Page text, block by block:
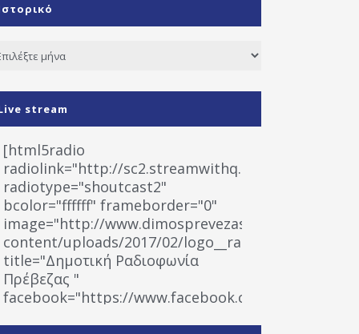
stream
[html5radio
radiolink="http://sc2.streamwithq.com:8028/
radiotype="shoutcast2"
bcolor="ffffff" frameborder="0"
image="http://www.dimosprevezas.gr/wp-
content/uploads/2017/02/logo__radiofonias.jpg"
title="Δημοτική Ραδιοφωνία
Πρέβεζας "
facebook="https://www.facebook.com/